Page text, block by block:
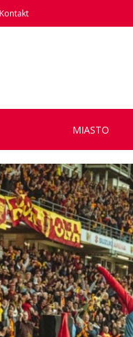
Kontakt
MIASTO